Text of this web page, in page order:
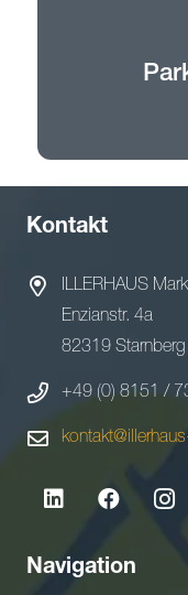
Kontakt
ILLERHAUS
Enzianstr. 4a
82319 Starnberg
+49 (0) 8151 /
Navigation